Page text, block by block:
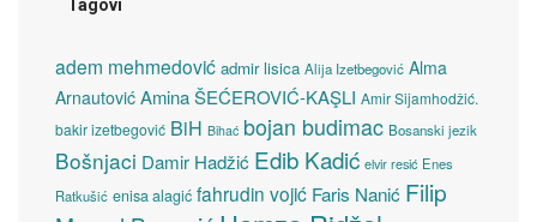
Tagovi
adem mehmedović admir lisica Alija Izetbegović Alma
Arnautović Amina ŠEĆEROVIĆ-KAŞLI Amir Sijamhodžić.
bakir izetbegović BiH Bihać bojan budimac Bosanski jezik
Bošnjaci Damir Hadžić Edib Kadić elvir resić Enes
Ratkušić enisa alagić fahrudin vojić Faris Nanić Filip